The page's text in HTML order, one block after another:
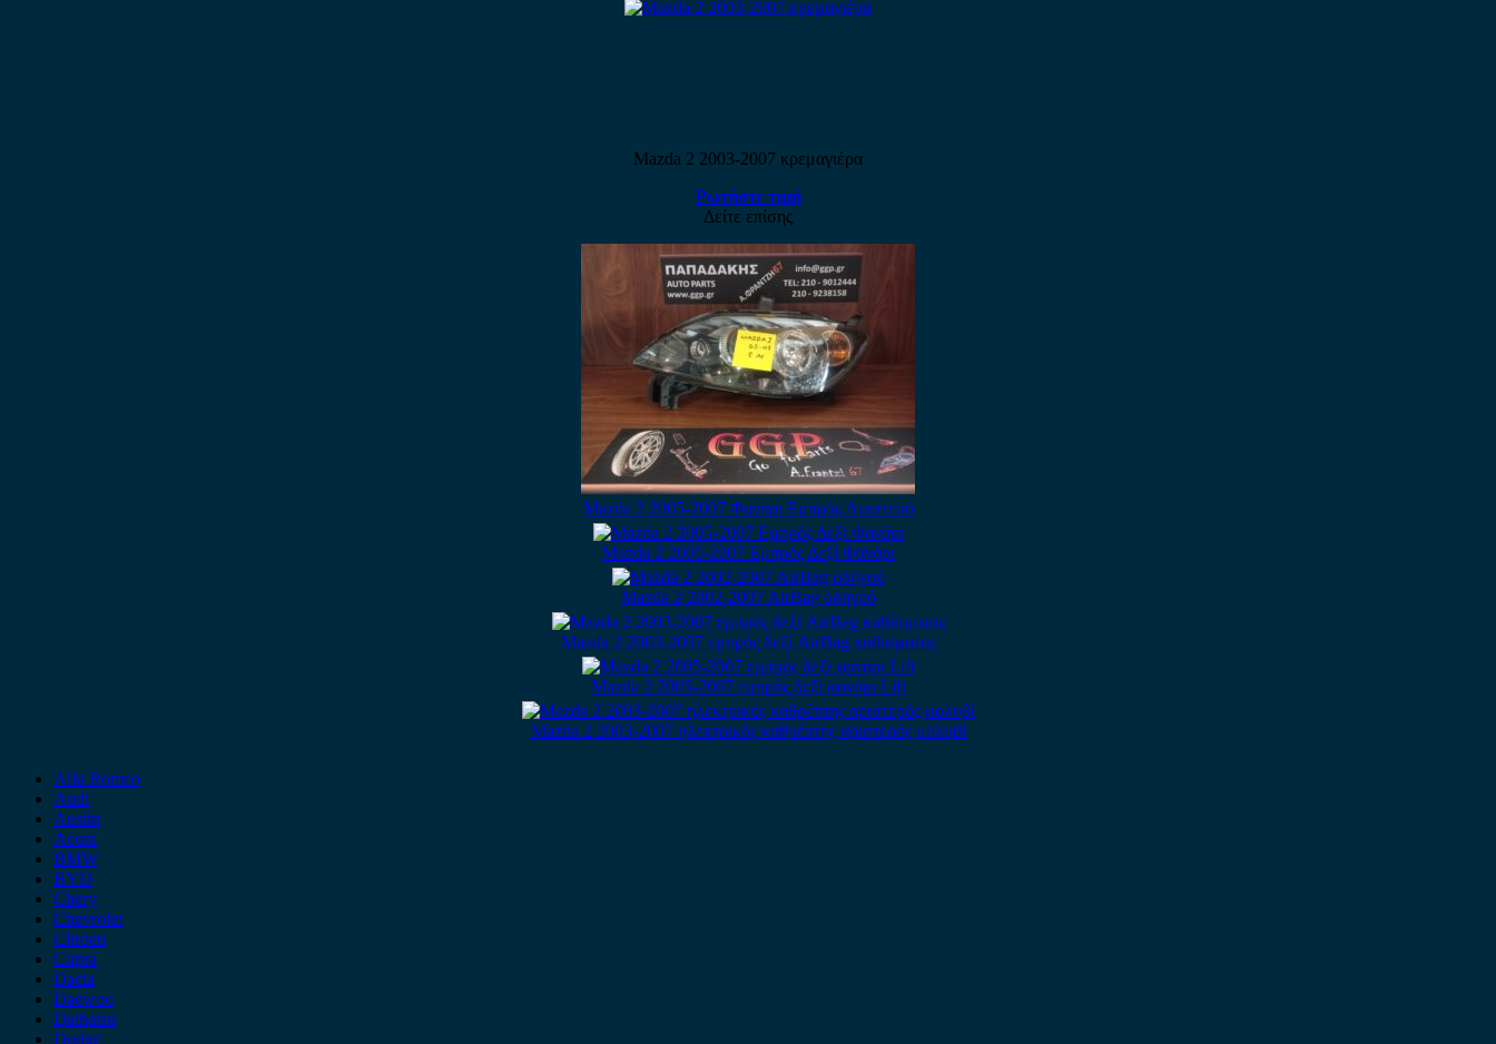
Mazda 2 2003-2007 κρεμαγιέρα
Ρωτήστε τιμή
Δείτε επίσης
Mazda 2 2005-2007 Φανάρι Εμπρός Αριστερό
Mazda 2 2005-2007 Εμπρός Δεξί Φανάρι
Mazda 2 2002-2007 AirBag οδηγού
Mazda 2 2003-2007 εμπρός δεξί AirBag καθίσματος
Mazda 2 2005-2007 εμπρός δεξί φανάρι Lift
Mazda 2 2003-2007 ηλεκτρικός καθρέπτης αριστερός μολυβί
Alfa Romeo
Audi
Austin
Acura
BMW
BYD
Chery
Chevrolet
Citroen
Cupra
Dacia
Daewoo
Daihatsu
Dodge